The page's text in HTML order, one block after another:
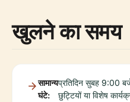
खुलने का समय
सामान्य
घंटे:
प्रतिदिन सुबह 9:00
छुट्टियों या विशेष